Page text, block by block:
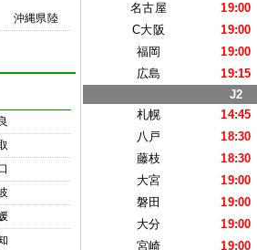
沖縄県陸
名古屋
19:00
C大阪
19:00
福岡
19:00
広島
19:15
J2
札幌
14:45
八戸
18:30
藤枝
18:30
大宮
19:00
磐田
19:00
大分
19:00
宮崎
19:00